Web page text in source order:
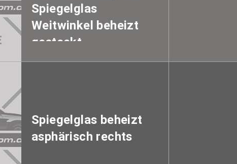
Spiegelglas
Weitwinkel beheizt
gesteckt
Spiegelglas beheizt
asphärisch rechts